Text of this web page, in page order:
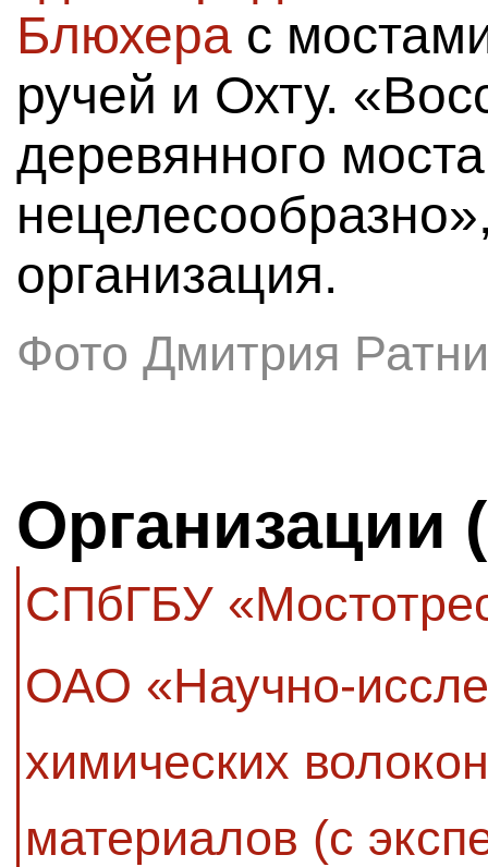
Блюхера с
ручей и Охту.
деревянного
организация.
Фото Дмитрия
Организации
СПбГБУ
ОАО «Научно-
химических
материалов (с